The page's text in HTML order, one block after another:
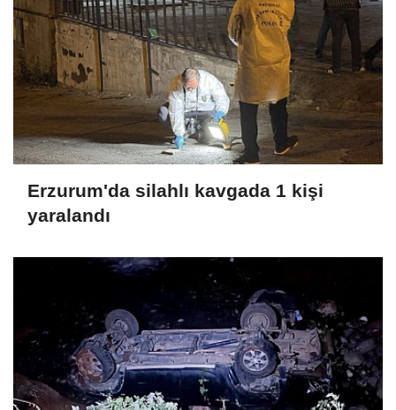
Erzurum'da silahlı kavgada 1 kişi
yaralandı